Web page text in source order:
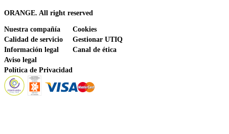
ORANGE. All right reserved
Nuestra compañía
Calidad de servicio
Información legal
Aviso legal
Política de Privacidad
Cookies
Gestionar UTIQ
Canal de ética